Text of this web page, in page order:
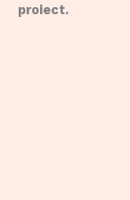
proiect.